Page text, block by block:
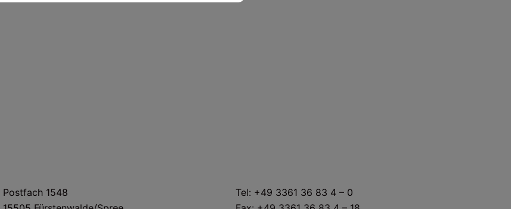
Postfach 1548
Tel: +49 3361 36 83 4 – 0